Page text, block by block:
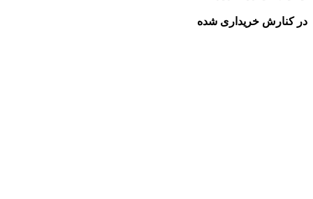
در کنارش خریداری شده